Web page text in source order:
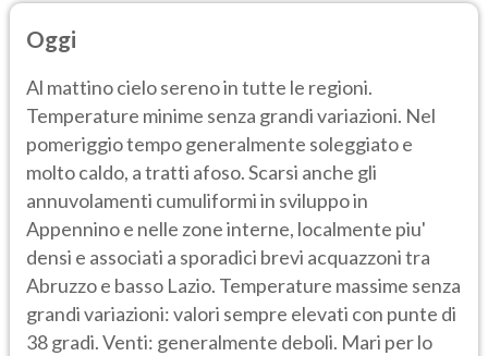
Oggi
Al mattino cielo sereno in tutte le regioni.
Temperature minime senza grandi variazioni. Nel
pomeriggio tempo generalmente soleggiato e
molto caldo, a tratti afoso. Scarsi anche gli
annuvolamenti cumuliformi in sviluppo in
Appennino e nelle zone interne, localmente piu'
densi e associati a sporadici brevi acquazzoni tra
Abruzzo e basso Lazio. Temperature massime senza
grandi variazioni: valori sempre elevati con punte di
38 gradi. Venti: generalmente deboli. Mari per lo